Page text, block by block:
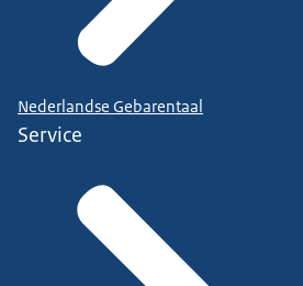
Nederlandse Gebarentaal
Service